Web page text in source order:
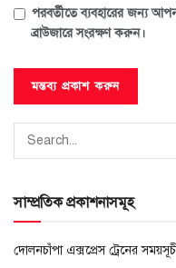
পরবর্তীতে ব্যবহারের জন্য
ব্রাউজারে সংরক্ষণ করুন।
সাম্প্রতিক প্রকাশনাসমূহ
দোলনচাঁপা এক্সপ্রেস ট্রেনের